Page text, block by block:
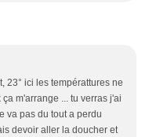
23° ici les températtures ne
m'arrange ... tu verras j'ai
va pas du tout a perdu
devoir aller la doucher et